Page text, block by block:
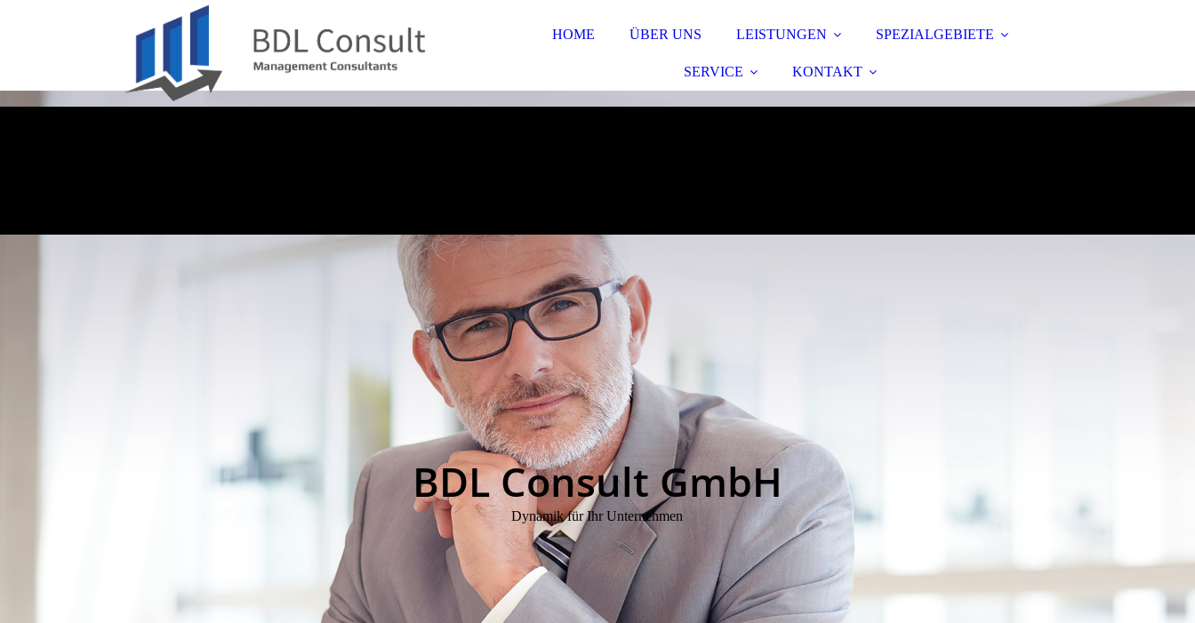
HOME ÜBER UNS LEISTUNGEN SPEZIALGEBIETE
SERVICE KONTAKT
BDL Consult GmbH
Dynamik für Ihr Unternehmen